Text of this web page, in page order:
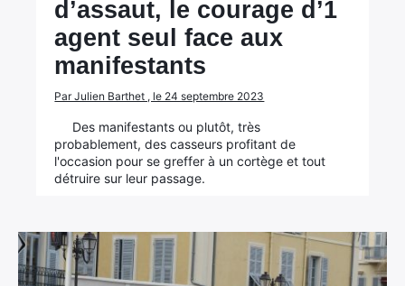
d’assaut, le courage d’1
agent seul face aux
manifestants
Par Julien Barthet , le 24 septembre 2023
Des manifestants ou plutôt, très
probablement, des casseurs profitant de
l'occasion pour se greffer à un cortège et tout
détruire sur leur passage.